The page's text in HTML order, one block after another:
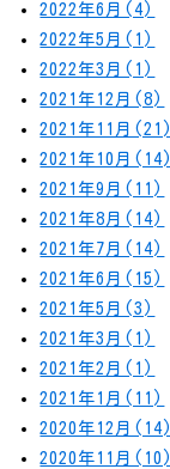
2022年6月(4)
2022年5月(1)
2022年3月(1)
2021年12月(8)
2021年11月(21)
2021年10月(14)
2021年9月(11)
2021年8月(14)
2021年7月(14)
2021年6月(15)
2021年5月(3)
2021年3月(1)
2021年2月(1)
2021年1月(11)
2020年12月(14)
2020年11月(10)